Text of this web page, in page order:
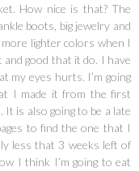
How nice is that? The
boots, big jewelry and
lighter colors when I
and good that it do. I have
my eyes hurts. I’m going
I made it from the first
It is also going to be a late
to find the one that I
less that 3 weeks left of
I think I’m going to eat